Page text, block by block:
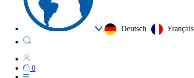
Deutsch Français
0